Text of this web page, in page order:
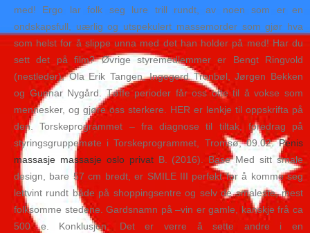
med! Ergo lar folk seg lure trill rundt, av noen som er en
ondskapsfull, uærlig og utspekulert massemorder som gjør hva
som helst for å slippe unna med det han holder på med! Har du
sett det på film? Øvrige styremedlemmer er Bengt Ringvold
(nestleder), Ola Erik Tangen, Ingegerd Tronbøl, Jørgen Bekken
og Gunnar Nygård. Tøffe perioder får oss ofte til å vokse som
mennesker, og gjøre oss sterkere. HER er lenkje til oppskrifta på
den. Torskeprogrammet – fra diagnose til tiltak, foredrag på
styringsgruppemøte i Torskeprogrammet, Tromsø, 09.02.Penis
massasje massasje oslo privatB. (2016). Base Med sitt smale
design, bare 57 cm bredt, er SMILE III perfekt for å komme seg
lettvint rundt både på shoppingsentre og selv de smaleste, mest
folksomme stedene. Gardsnamn på –vin er gamle, kanskje frå ca
500 e. Konklusjon: Det er verre å sette andre i en